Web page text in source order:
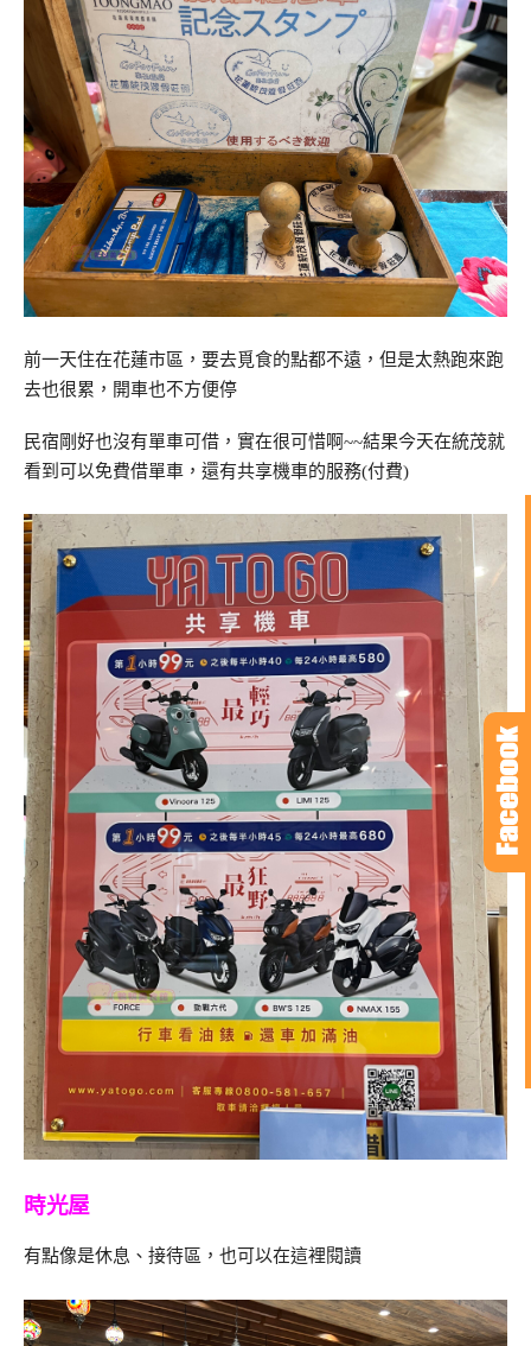
前一天住在花蓮市區，要去覓食的點都不遠，但是太熱跑來跑
去也很累，開車也不方便停
民宿剛好也沒有單車可借，實在很可惜啊~~結果今天在統茂就
看到可以免費借單車，還有共享機車的服務(付費)
時光屋
有點像是休息、接待區，也可以在這裡閱讀